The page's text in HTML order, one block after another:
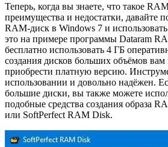
Теперь, когда вы знаете, что такое
преимущества и недостатки, давайте
RAM-диск в Windows 7 и
это на примере программы Dataram
бесплатно использовать 4 ГБ
создания дисков больших объёмов вам
приобрести платную версию.
использовании и довольно надёжен.
большие диски, вы также можете
подобные средства создания образа
или SoftPerfect RAM Disk.